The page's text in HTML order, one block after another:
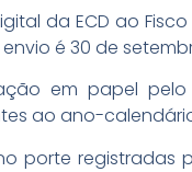
da ECD ao
é 30 de
em papel
ao ano-
porte registradas